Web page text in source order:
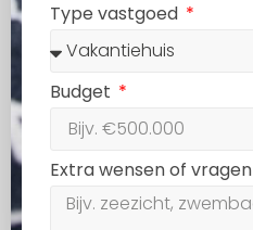
Type vastgoed
Budget
Extra wensen of vragen